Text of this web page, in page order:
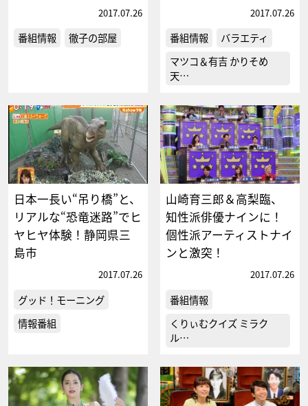
2017.07.26
番組情報 徹子の部屋
2017.07.26
番組情報
バラエティ
マツコ＆有吉 かりそめ
天…
日本一長い“吊り橋”と、
リアルな“恐竜迷路”でヒ
ヤヒヤ体験！静岡県三
島市
2017.07.26
グッド！モーニング
情報番組
山崎育三郎＆高梨臨、
知性派俳優ナインに！
個性派アーティストナイ
ンと激突！
2017.07.26
番組情報
くりぃむクイズ ミラク
ル…